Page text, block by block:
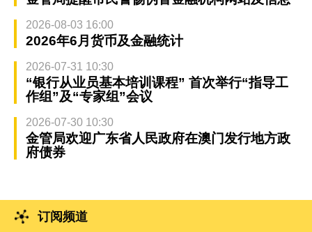
2026-08-03 16:00
2026年6月货币及金融统计
2026-07-31 10:30
“银行从业员基本培训课程” 首次举行“指导工
作组”及“专家组”会议
2026-07-30 10:30
金管局欢迎广东省人民政府在澳门发行地方政
府债券
订阅频道